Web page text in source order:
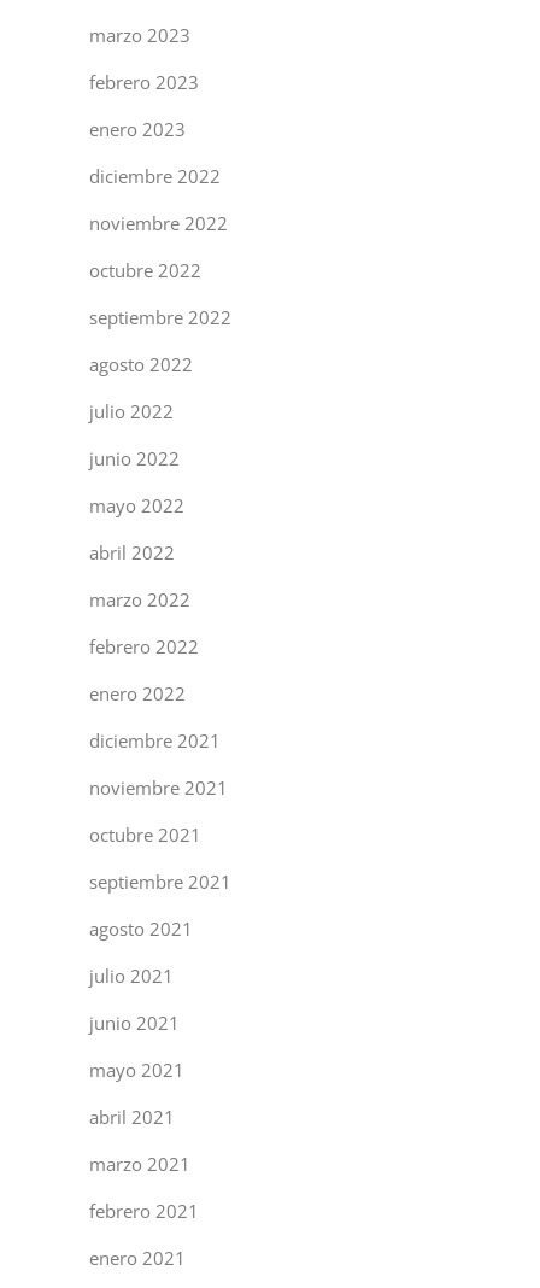
marzo 2023
febrero 2023
enero 2023
diciembre 2022
noviembre 2022
octubre 2022
septiembre 2022
agosto 2022
julio 2022
junio 2022
mayo 2022
abril 2022
marzo 2022
febrero 2022
enero 2022
diciembre 2021
noviembre 2021
octubre 2021
septiembre 2021
agosto 2021
julio 2021
junio 2021
mayo 2021
abril 2021
marzo 2021
febrero 2021
enero 2021